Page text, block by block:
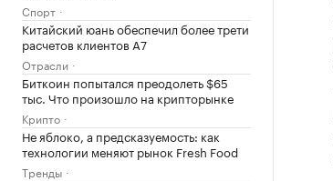
Спорт
Китайский юань обеспечил более трети
расчетов клиентов А7
Отрасли
Биткоин попытался преодолеть $65
тыс. Что произошло на крипторынке
Крипто
Не яблоко, а предсказуемость: как
технологии меняют рынок Fresh Food
Тренды